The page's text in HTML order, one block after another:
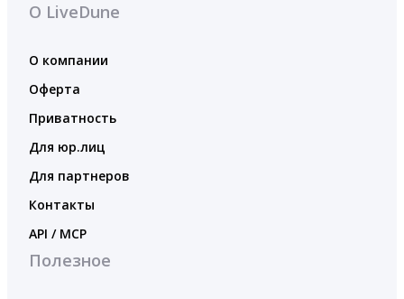
О LiveDune
О компании
Оферта
Приватность
Для юр.лиц
Для партнеров
Контакты
API / MCP
Полезное